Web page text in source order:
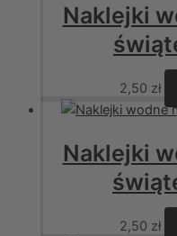
Naklejki
2,50 zł
Naklejki
2,50 zł